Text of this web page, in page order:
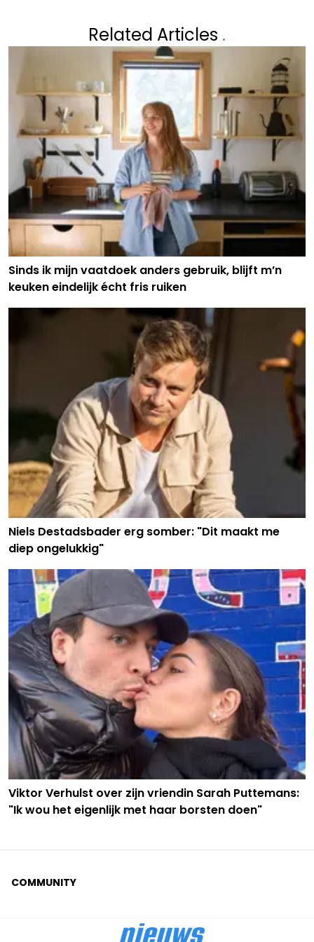
Related Articles .
Sinds ik mijn vaatdoek anders gebruik, blijft m’n
keuken eindelijk écht fris ruiken
Niels Destadsbader erg somber: "Dit maakt me
diep ongelukkig"
Viktor Verhulst over zijn vriendin Sarah Puttemans:
"Ik wou het eigenlijk met haar borsten doen"
COMMUNITY